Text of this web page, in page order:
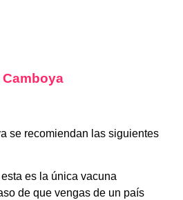
Camboya
se recomiendan las siguientes
es la única vacuna
de que vengas de un país